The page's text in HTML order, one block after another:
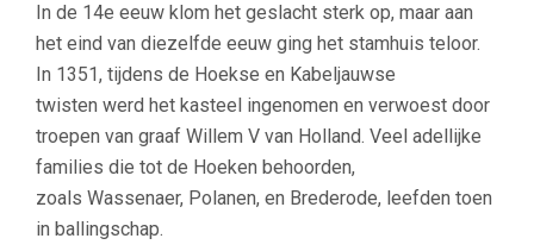
In de 14e eeuw klom het geslacht sterk op, maar aan
het eind van diezelfde eeuw ging het stamhuis teloor.
In 1351, tijdens de Hoekse en Kabeljauwse
twisten werd het kasteel ingenomen en verwoest door
troepen van graaf Willem V van Holland. Veel adellijke
families die tot de Hoeken behoorden,
zoals Wassenaer, Polanen, en Brederode, leefden toen
in ballingschap.